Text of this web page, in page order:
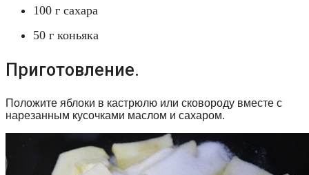
100 г сахара
50 г коньяка
Приготовление.
Положите яблоки в кастрюлю или сковороду вместе с
нарезанным кусочками маслом и сахаром.